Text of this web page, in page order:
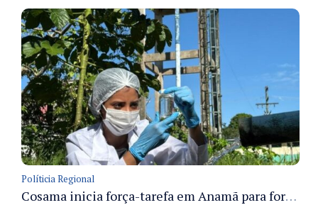
Políticia Regional
Cosama inicia força-tarefa em Anamã para fortalecer abastecimento de água e segurança hídrica da população